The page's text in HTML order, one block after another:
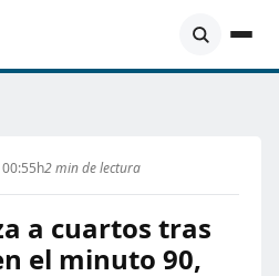
00:55h2 min de lectura
a cuartos tras
el minuto 90,